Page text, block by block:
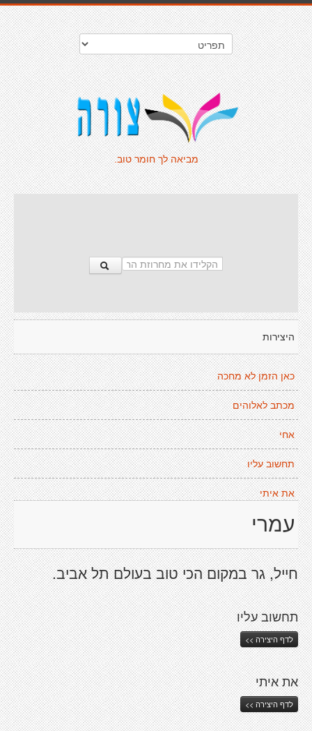
מביאה לך חומר טוב.
היצירות
כאן הזמן לא מחכה
מכתב לאלוהים
אחי
תחשוב עליו
את איתי
עמרי
חייל, גר במקום הכי טוב בעולם תל אביב.
תחשוב עליו
לדף היצירה >>
את איתי
לדף היצירה >>